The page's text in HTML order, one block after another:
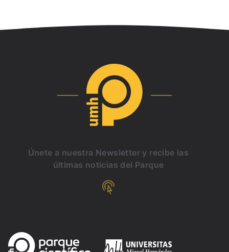
Únete a nuestra Newsletter y recibe las
últimas noticias del Parque